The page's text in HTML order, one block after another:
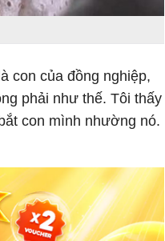
con của đồng nghiệp,
phải như thế. Tôi thấy
con mình nhường nó.